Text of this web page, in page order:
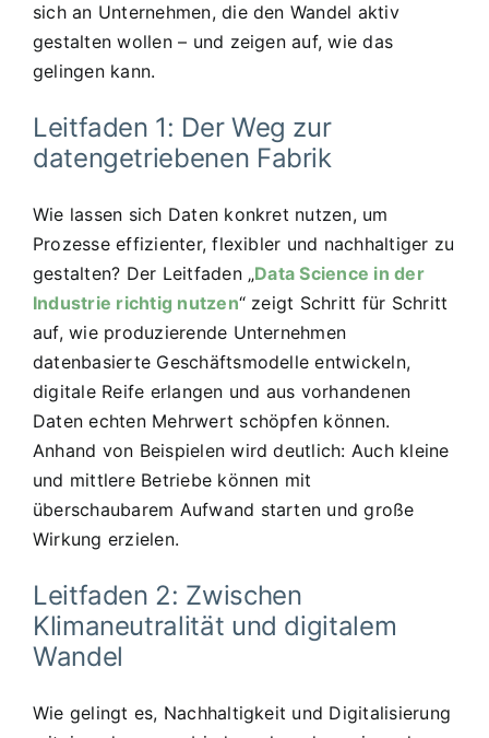
sich an Unternehmen, die den Wandel aktiv
gestalten wollen – und zeigen auf, wie das
gelingen kann.
Leitfaden 1: Der Weg zur
datengetriebenen Fabrik
Wie lassen sich Daten konkret nutzen, um
Prozesse effizienter, flexibler und nachhaltiger zu
gestalten? Der Leitfaden „Data Science in der
Industrie richtig nutzen“ zeigt Schritt für Schritt
auf, wie produzierende Unternehmen
datenbasierte Geschäftsmodelle entwickeln,
digitale Reife erlangen und aus vorhandenen
Daten echten Mehrwert schöpfen können.
Anhand von Beispielen wird deutlich: Auch kleine
und mittlere Betriebe können mit
überschaubarem Aufwand starten und große
Wirkung erzielen.
Leitfaden 2: Zwischen
Klimaneutralität und digitalem
Wandel
Wie gelingt es, Nachhaltigkeit und Digitalisierung